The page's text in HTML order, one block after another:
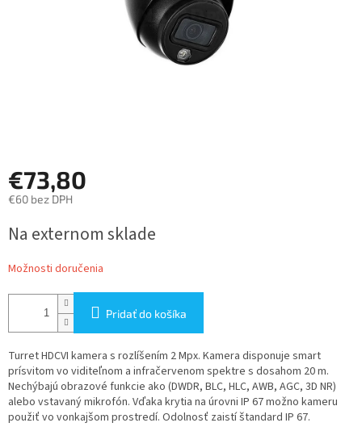
€73,80
€60 bez DPH
cena:
Na externom sklade
Možnosti doručenia
Pridať do košíka
Turret HDCVI kamera s rozlíšením 2 Mpx. Kamera disponuje smart
prísvitom vo viditeľnom a infračervenom spektre s dosahom 20 m.
Nechýbajú obrazové funkcie ako (DWDR, BLC, HLC, AWB, AGC, 3D NR)
alebo vstavaný mikrofón. Vďaka krytia na úrovni IP 67 možno kameru
použiť vo vonkajšom prostredí. Odolnosť zaistí štandard IP 67.